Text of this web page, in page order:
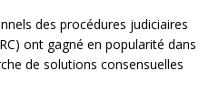
des procédures judiciaires
ont gagné en popularité dans
de solutions consensuelles